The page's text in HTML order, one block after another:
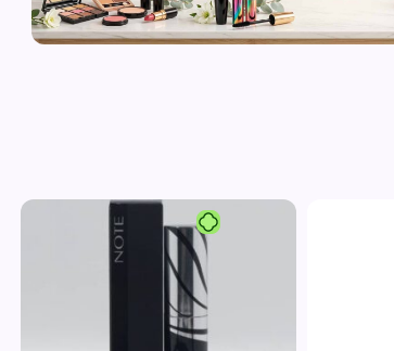
مشاهده محصولات